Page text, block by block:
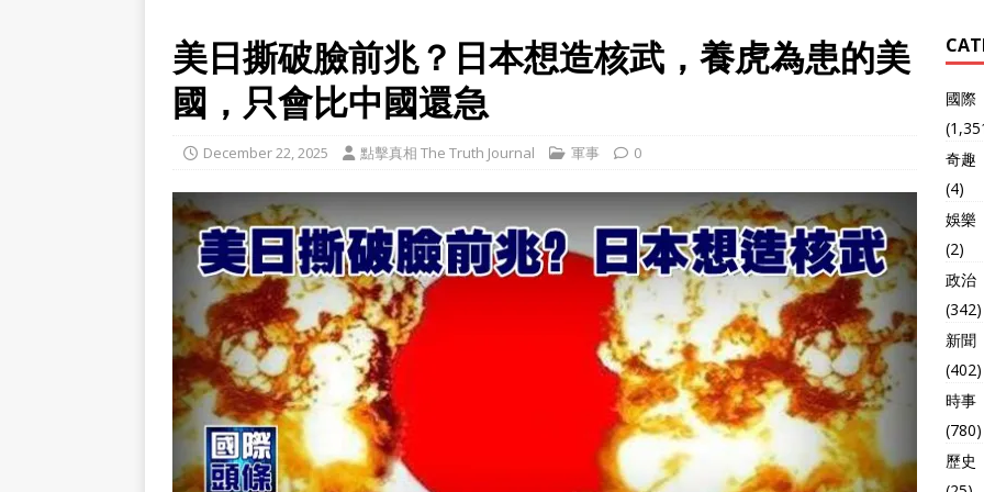
美日撕破臉前兆？日本想造核武，養虎為患的美
國，只會比中國還急
December 22, 2025 點擊真相 The Truth Journal 軍事 0
國際
奇趣
(4)
娛樂
(2)
政治
(342)
新聞
(402)
時事
(780)
歷史